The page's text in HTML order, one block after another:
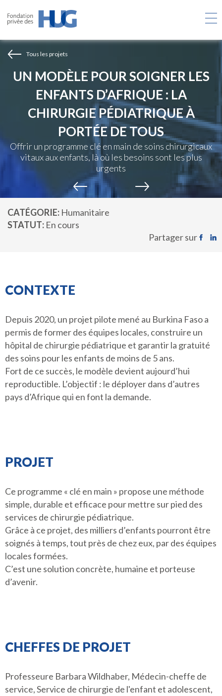
contenu
Tous les projets
UN MODÈLE POUR SOIGNER LES
ENFANTS D’AFRIQUE : LA
CHIRURGIE PÉDIATRIQUE À
PORTÉE DE TOUS
Offrir un programme clé en main de soins chirurgicaux
vitaux aux enfants, là où les besoins sont les plus
urgents
CATÉGORIE Humanitaire
STATUT En cours
Partager sur
CONTEXTE
Depuis 2020, un projet pilote mené au Burkina Faso a
permis de former des équipes locales, construire un
hôpital de chirurgie pédiatrique et garantir la gratuité
des soins pour les enfants de moins de 5 ans.
Fort de ce succès, le modèle devient aujourd’hui
reproductible. L’objectif : le déployer dans d’autres
pays d’Afrique qui en font la demande.
PROJET
Ce programme « clé en main » propose une méthode
simple, durable et efficace pour mettre sur pied des
services de chirurgie pédiatrique.
Grâce à ce projet, des milliers d’enfants pourront être
soignés à temps, tout près de chez eux, par des équipes
locales formées.
C’est une solution concrète, humaine et porteuse
d’avenir.
CHEFFES DE PROJET
Professeure Barbara Wildhaber, Médecin-cheffe de
service, Service de chirurgie de l'enfant et adolescent,